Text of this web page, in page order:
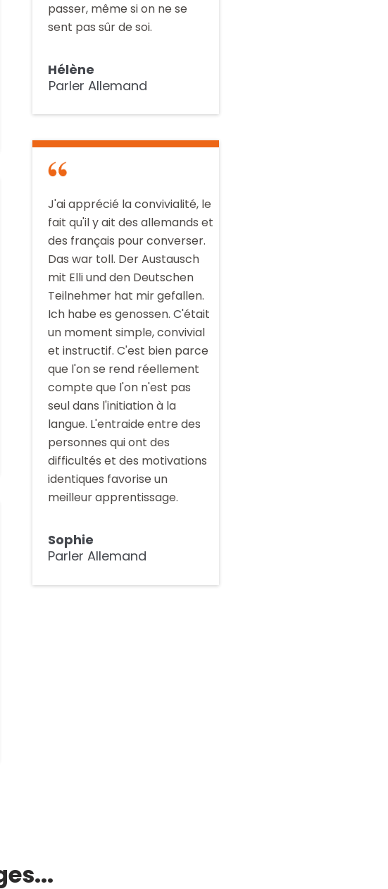
passer, même si on ne se
sent pas sûr de soi.
Hélène
Parler Allemand
J'ai apprécié la convivialité, le
fait qu'il y ait des allemands et
des français pour converser.
Das war toll. Der Austausch
mit Elli und den Deutschen
Teilnehmer hat mir gefallen.
Ich habe es genossen. C'était
un moment simple, convivial
et instructif. C'est bien parce
que l'on se rend réellement
compte que l'on n'est pas
seul dans l'initiation à la
langue. L'entraide entre des
personnes qui ont des
difficultés et des motivations
identiques favorise un
meilleur apprentissage.
Sophie
Parler Allemand